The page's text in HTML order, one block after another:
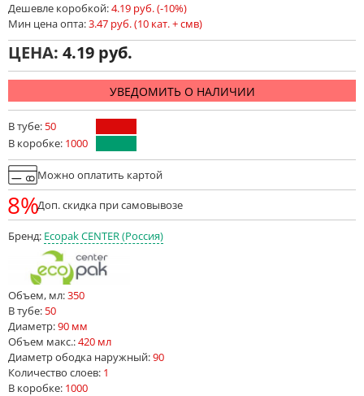
Дешевле коробкой:4.19 руб. (-10%)
Мин цена опта:3.47 руб. (10 кат. + смв)
ЦЕНА: 4.19
УВЕДОМИТЬ О НАЛИЧИИ
В тубе: 50
В коробке: 1000
Можно оплатить картой
8%Доп. скидка при самовывозе
Бренд: Ecopak CENTER (Россия)
Объем, мл:350
В тубе: 50
Диаметр:90 мм
Объем макс.:420 мл
Диаметр ободка наружный:90
Количество слоев: 1
В коробке: 1000